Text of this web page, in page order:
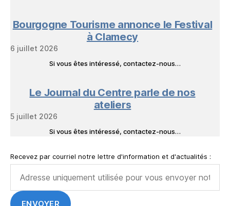
Bourgogne Tourisme annonce le Festival
à Clamecy
6 juillet 2026
Si vous êtes intéressé, contactez-nous…
Le Journal du Centre parle de nos
ateliers
5 juillet 2026
Si vous êtes intéressé, contactez-nous…
Recevez par courriel notre lettre d'information et d'actualités :